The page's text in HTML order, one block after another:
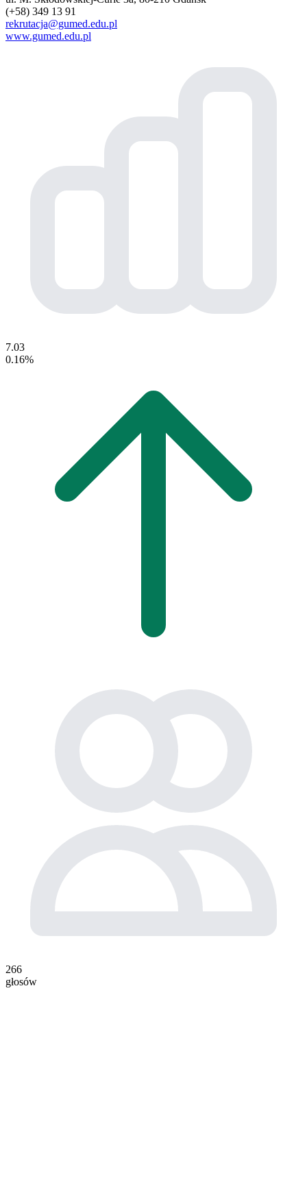
(+58) 349 13 91
rekrutacja@gumed.edu.pl
www.gumed.edu.pl
7.03
0.16%
266
głosów